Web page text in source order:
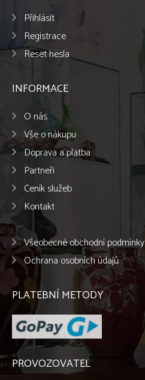
Přihlásit
Registrace
Reset hesla
INFORMACE
O nás
Vše o nákupu
Doprava a platba
Partneři
Ceník služeb
Kontakt
Všeobecné obchodní podmínky
Ochrana osobních údajů
PLATEBNÍ METODY
PROVOZOVATEL